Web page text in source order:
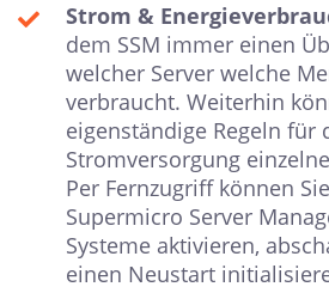
Strom &
dem SSM immer einen
welcher Server welche
verbraucht. Weiterhin
eigenständige Regeln für
Stromversorgung
Per Fernzugriff können
Supermicro Server
Systeme aktivieren,
einen Neustart